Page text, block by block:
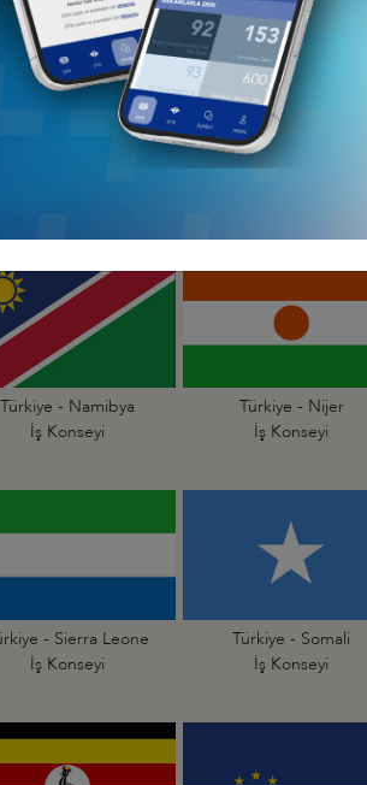
Türkiye - Mali
Türkiye - Namibya
İş Konseyi
Türkiye - Nijer
İş Konseyi
- Sierra Leone
İş Konseyi
Türkiye - Somali
İş Konseyi